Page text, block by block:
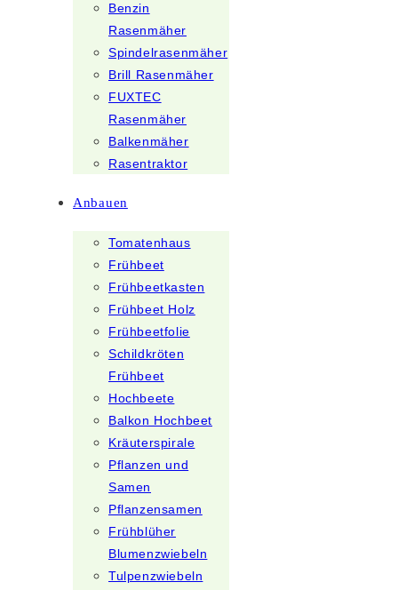
Benzin
Rasenmäher
Spindelrasenmäher
Brill Rasenmäher
FUXTEC
Rasenmäher
Balkenmäher
Rasentraktor
Anbauen
Tomatenhaus
Frühbeet
Frühbeetkasten
Frühbeet Holz
Frühbeetfolie
Schildkröten
Frühbeet
Hochbeete
Balkon Hochbeet
Kräuterspirale
Pflanzen und
Samen
Pflanzensamen
Frühblüher
Blumenzwiebeln
Tulpenzwiebeln